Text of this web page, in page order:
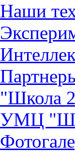
Наши
"Школа
УМЦ